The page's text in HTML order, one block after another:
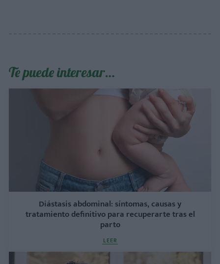
Te puede interesar…
Diástasis abdominal: síntomas, causas y
tratamiento definitivo para recuperarte tras el
parto
LEER